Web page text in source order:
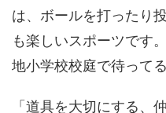
は、ボールを打ったり
も楽しいスポーツです
地小学校校庭で待ってる
「道具を大切にする、